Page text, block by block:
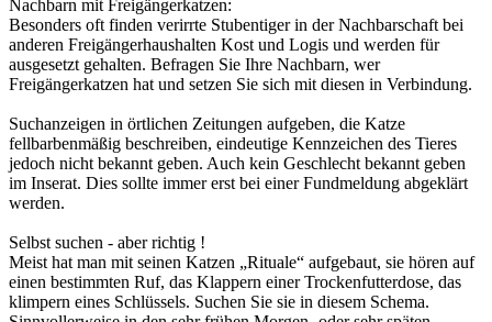
Nachbarn mit Freigängerkatzen:
Besonders oft finden verirrte Stubentiger in der Nachbarschaft bei
anderen Freigängerhaushalten Kost und Logis und werden für
ausgesetzt gehalten. Befragen Sie Ihre Nachbarn, wer
Freigängerkatzen hat und setzen Sie sich mit diesen in Verbindung.
Suchanzeigen in örtlichen Zeitungen aufgeben, die Katze
fellbarbenmäßig beschreiben, eindeutige Kennzeichen des Tieres
jedoch nicht bekannt geben. Auch kein Geschlecht bekannt geben
im Inserat. Dies sollte immer erst bei einer Fundmeldung abgeklärt
werden.
Selbst suchen - aber richtig !
Meist hat man mit seinen Katzen „Rituale“ aufgebaut, sie hören auf
einen bestimmten Ruf, das Klappern einer Trockenfutterdose, das
klimpern eines Schlüssels. Suchen Sie sie in diesem Schema.